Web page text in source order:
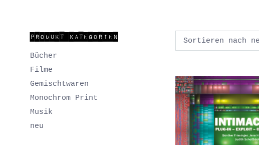
PRODUKT KATEGORIEN
Bücher
Filme
Gemischtwaren
Monochrom Print
Musik
neu